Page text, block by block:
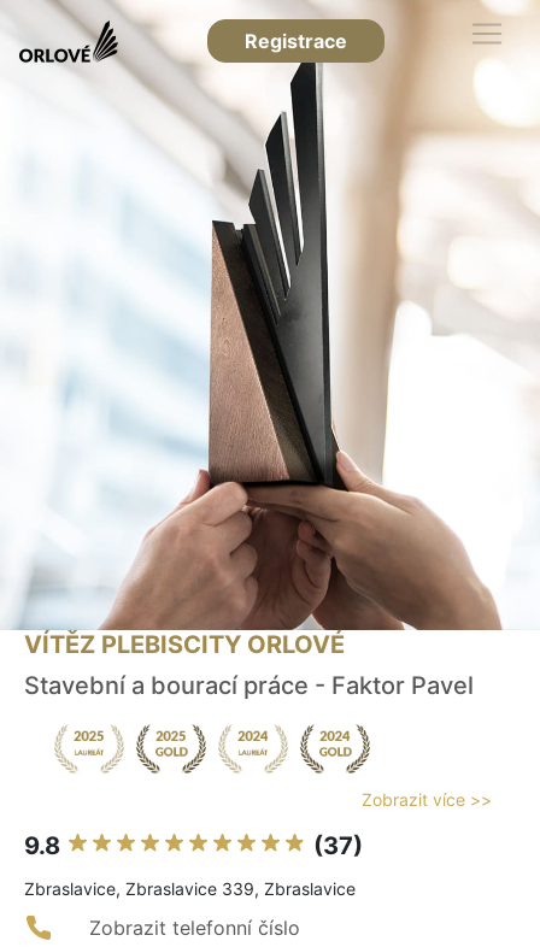
Registrace
VÍTĚZ PLEBISCITY ORLOVÉ
Stavební a bourací práce - Faktor Pavel
Zobrazit více >>
9.8 (37)
Zbraslavice, Zbraslavice 339, Zbraslavice
Zobrazit telefonní číslo